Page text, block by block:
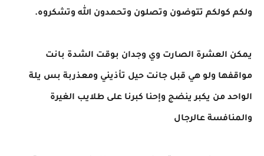
ولكم كولكم تتوضون وتصلون وتحمدون الله وتشكروه.
يمكن العشرة الصارت وي وجدان بوقت الشدة بانت
مواقفها ولو هي قبل جانت حيل تأذيني ومعذربة بس يلة
الواحد من يكبر ينضج وإحنا كبرنا على طلايب الغيرة
والمنافسة عالرجال